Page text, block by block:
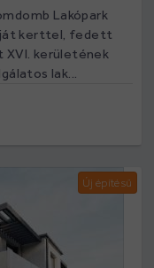
Lakópark
kerttel, fedett
XVI. kerületének
lak...
Új építésű